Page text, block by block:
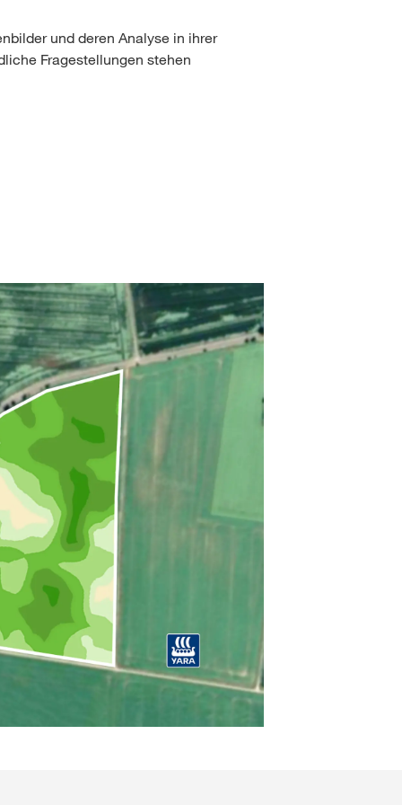
und deren Analyse in ihrer
Fragestellungen stehen